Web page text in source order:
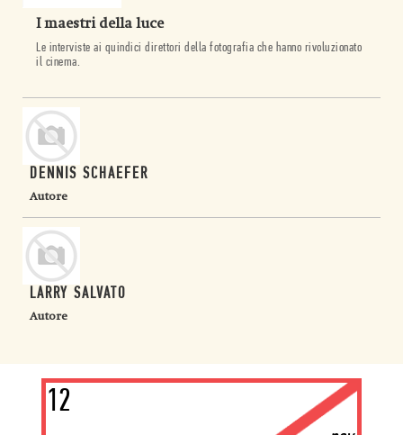
I maestri della luce
Le interviste ai quindici direttori della fotografia che hanno rivoluzionato
il cinema.
DENNIS SCHAEFER
Autore
LARRY SALVATO
Autore
12